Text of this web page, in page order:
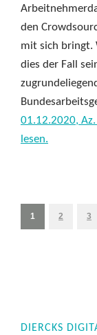
den
mit sich bringt.
dies der Fall
01.12.2020,
lesen.
1 2 3
DIERCKS